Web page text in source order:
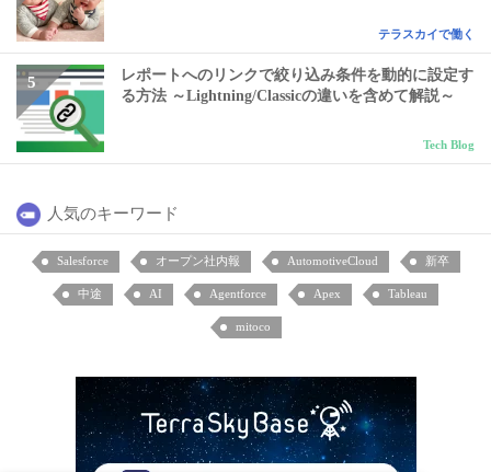
テラスカイで働く
レポートへのリンクで絞り込み条件を動的に設定す
る方法 ～Lightning/Classicの違いを含めて解説～
Tech Blog
人気のキーワード
Salesforce オープン社内報 AutomotiveCloud 新卒
中途 AI Agentforce Apex Tableau
mitoco